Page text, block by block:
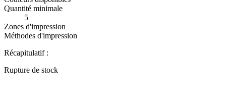
Quantité minimale
5
Zones d'impression
Méthodes d'impression
Récapitulatif :
Rupture de stock